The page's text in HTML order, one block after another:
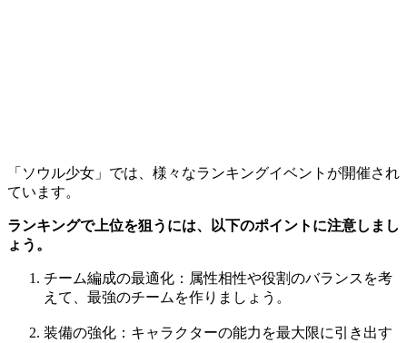
「ソウル少女」では、様々なランキングイベントが開催され
ています。
ランキングで上位を狙うには、以下のポイントに注意しまし
ょう。
チーム編成の最適化：属性相性や役割のバランスを考
えて、最強のチームを作りましょう。
装備の強化：キャラクターの能力を最大限に引き出す